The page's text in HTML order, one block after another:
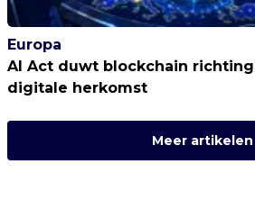
Europa
AI Act duwt blockchain
digitale herkomst
Meer artikelen